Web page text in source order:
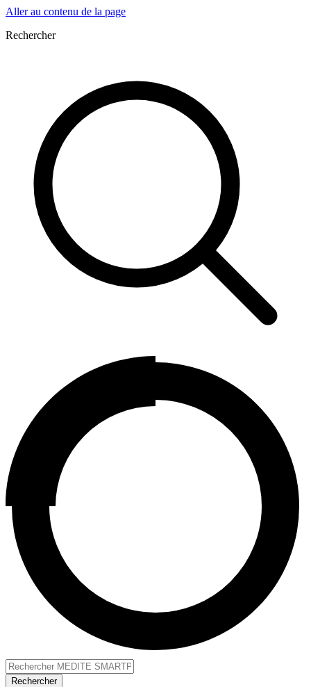
Aller au contenu de la page
Rechercher
Rechercher